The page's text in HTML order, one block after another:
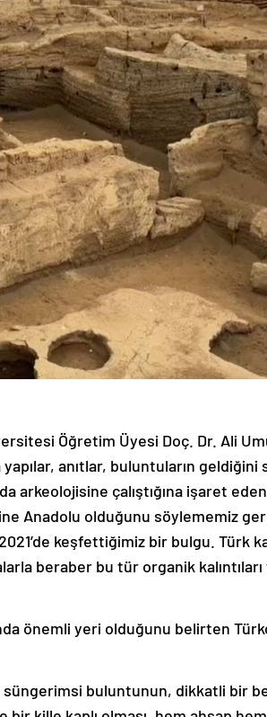
Öğretim Üyesi Doç. Dr. Ali
anıtlar, buluntuların geldiğini
arkeolojisine çalıştığına işaret eden
Anadolu olduğunu söylememiz
keşfettiğimiz bir bulgu. Türk
beraber bu tür organik
önemli yeri olduğunu belirten
süngerimsi buluntunun, dikkatli bir